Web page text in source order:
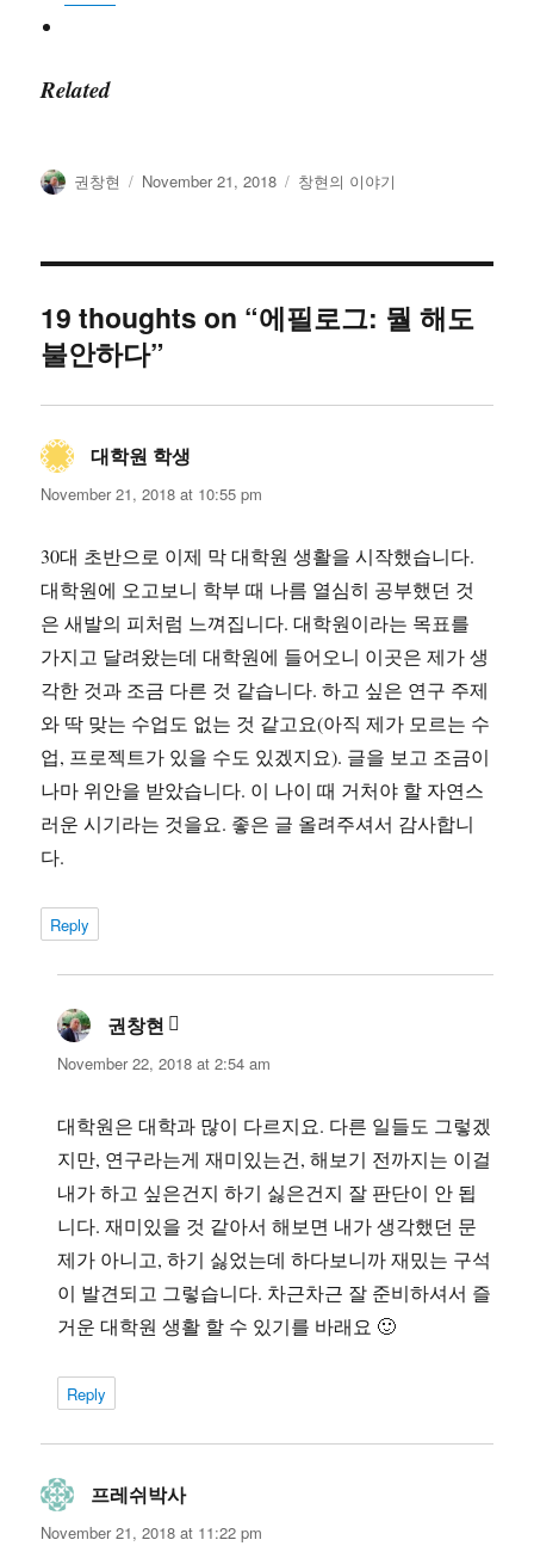
Related
Author
권창현
Posted
November 21, 2018 Categories
창현의 이야기
19 thoughts on “에필로그: 뭘 해도
불안하다”
대학원 학생
November 21, 2018 at 10:55 pm
30대 초반으로 이제 막 대학원 생활을 시작했습니다.
대학원에 오고보니 학부 때 나름 열심히 공부했던 것
은 새발의 피처럼 느껴집니다. 대학원이라는 목표를
가지고 달려왔는데 대학원에 들어오니 이곳은 제가 생
각한 것과 조금 다른 것 같습니다. 하고 싶은 연구 주제
와 딱 맞는 수업도 없는 것 같고요(아직 제가 모르는 수
업, 프로젝트가 있을 수도 있겠지요). 글을 보고 조금이
나마 위안을 받았습니다. 이 나이 때 거처야 할 자연스
러운 시기라는 것을요. 좋은 글 올려주셔서 감사합니
다.
Reply
권창현 says:
November 22, 2018 at 2:54 am
대학원은 대학과 많이 다르지요. 다른 일들도 그렇겠
지만, 연구라는게 재미있는건, 해보기 전까지는 이걸
내가 하고 싶은건지 하기 싫은건지 잘 판단이 안 됩
니다. 재미있을 것 같아서 해보면 내가 생각했던 문
제가 아니고, 하기 싫었는데 하다보니까 재밌는 구석
이 발견되고 그렇습니다. 차근차근 잘 준비하셔서 즐
거운 대학원 생활 할 수 있기를 바래요 🙂
Reply
프레쉬박사says:
November 21, 2018 at 11:22 pm